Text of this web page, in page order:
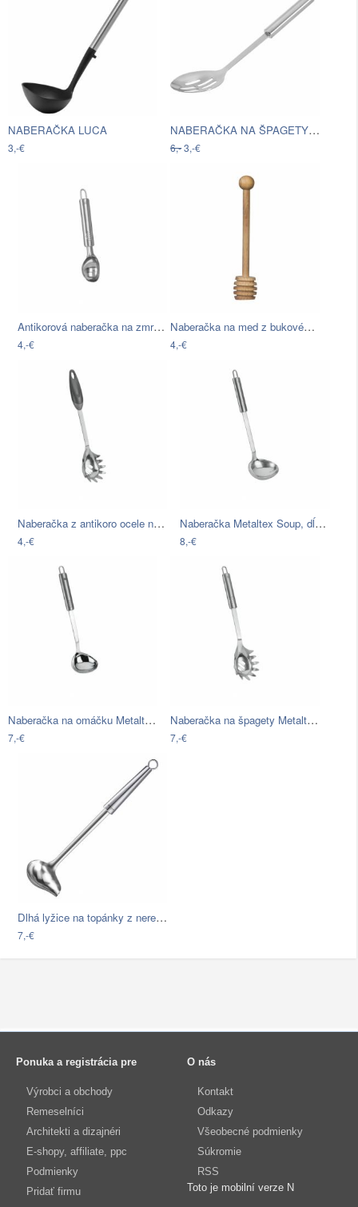
NABERAČKA LUCA
3,-€
NABERAČKA NA ŠPAGETY DANI
6,-3,-€
Antikorová naberačka na zmrzlinu…
4,-€
Naberačka na med z bukového dreva…
4,-€
Naberačka z antikoro ocele na cestoviny…
4,-€
Naberačka Metaltex Soup, dĺžka 31 cm
8,-€
Naberačka na omáčku Metaltex Sauce,…
7,-€
Naberačka na špagety Metaltex, dĺžka 31…
7,-€
Dlhá lyžice na topánky z nerezovej…
7,-€
Ponuka a registrácia pre
Výrobci a obchody
Remeselníci
Architekti a dizajnéri
E-shopy, affiliate, ppc
Podmienky
Pridať firmu
O nás
Kontakt
Odkazy
Všeobecné podmienky
Súkromie
RSS
Toto je mobilní verze N